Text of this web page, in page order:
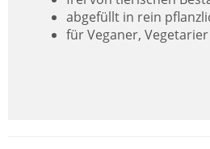
abgefüllt in rein
für Veganer,